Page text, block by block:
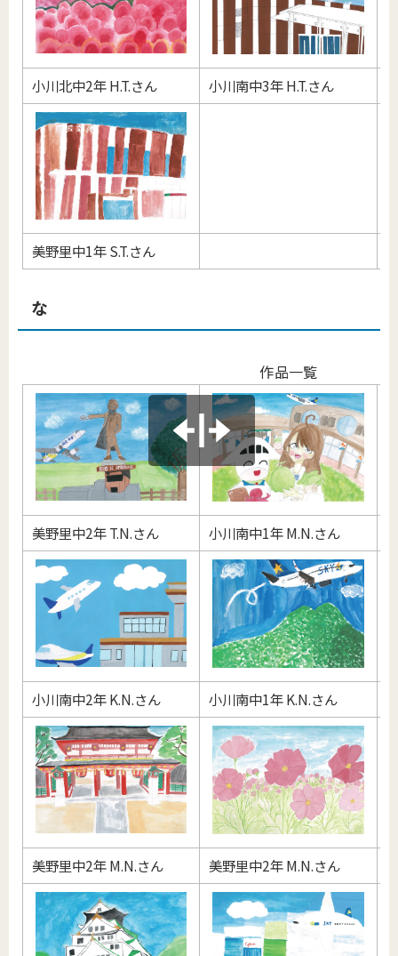
小川北中2年 H.T.さん 小川南中3年 H.T.さん
美野里中1年 S.T.さん
な
作品一覧
美野里中2年 T.N.さん 小川南中1年 M.N.さん
小川南中2年 K.N.さん 小川南中1年 K.N.さん
美野里中2年 M.N.さん 美野里中2年 M.N.さん